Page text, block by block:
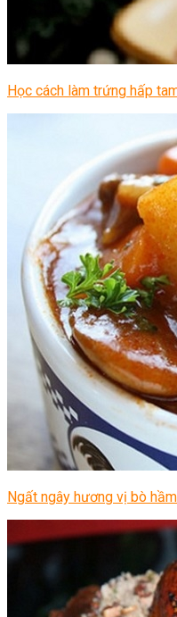
Học cách làm trứng hấp
Ngất ngây hương vị bò